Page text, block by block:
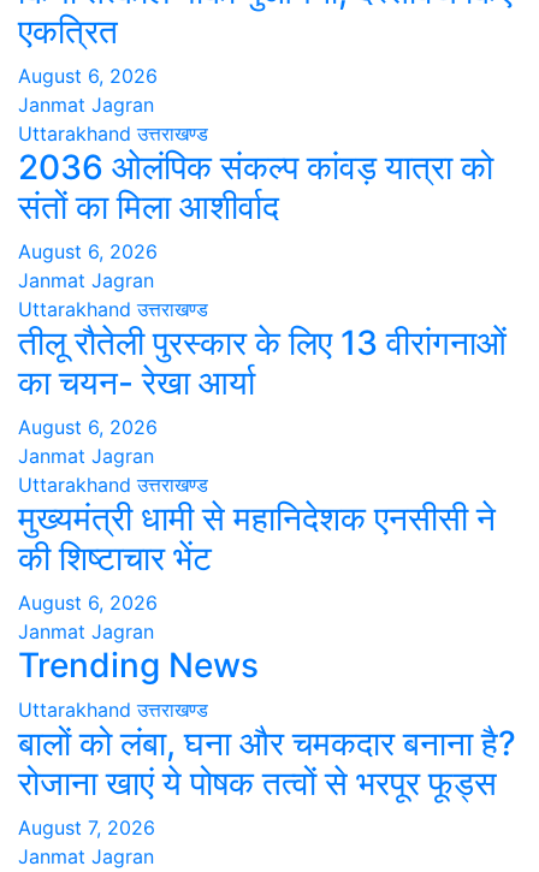
एकत्रित
August 6, 2026
Janmat Jagran
Uttarakhand उत्तराखण्ड
2036 ओलंपिक संकल्प कांवड़ यात्रा को
संतों का मिला आशीर्वाद
August 6, 2026
Janmat Jagran
Uttarakhand उत्तराखण्ड
तीलू रौतेली पुरस्कार के लिए 13 वीरांगनाओं
का चयन- रेखा आर्या
August 6, 2026
Janmat Jagran
Uttarakhand उत्तराखण्ड
मुख्यमंत्री धामी से महानिदेशक एनसीसी ने
की शिष्टाचार भेंट
August 6, 2026
Janmat Jagran
Trending News
Uttarakhand उत्तराखण्ड
बालों को लंबा, घना और चमकदार बनाना है?
रोजाना खाएं ये पोषक तत्वों से भरपूर फूड्स
August 7, 2026
Janmat Jagran